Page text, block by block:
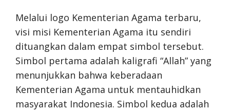
Melalui logo Kementerian Agama terbaru,
visi misi Kementerian Agama itu sendiri
dituangkan dalam empat simbol tersebut.
Simbol pertama adalah kaligrafi “Allah” yang
menunjukkan bahwa keberadaan
Kementerian Agama untuk mentauhidkan
masyarakat Indonesia. Simbol kedua adalah